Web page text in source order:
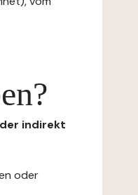
indirekt
oder